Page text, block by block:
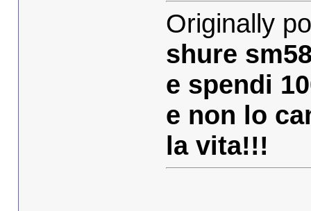
Originally
shure
e spendi
e non lo
la vita!!!